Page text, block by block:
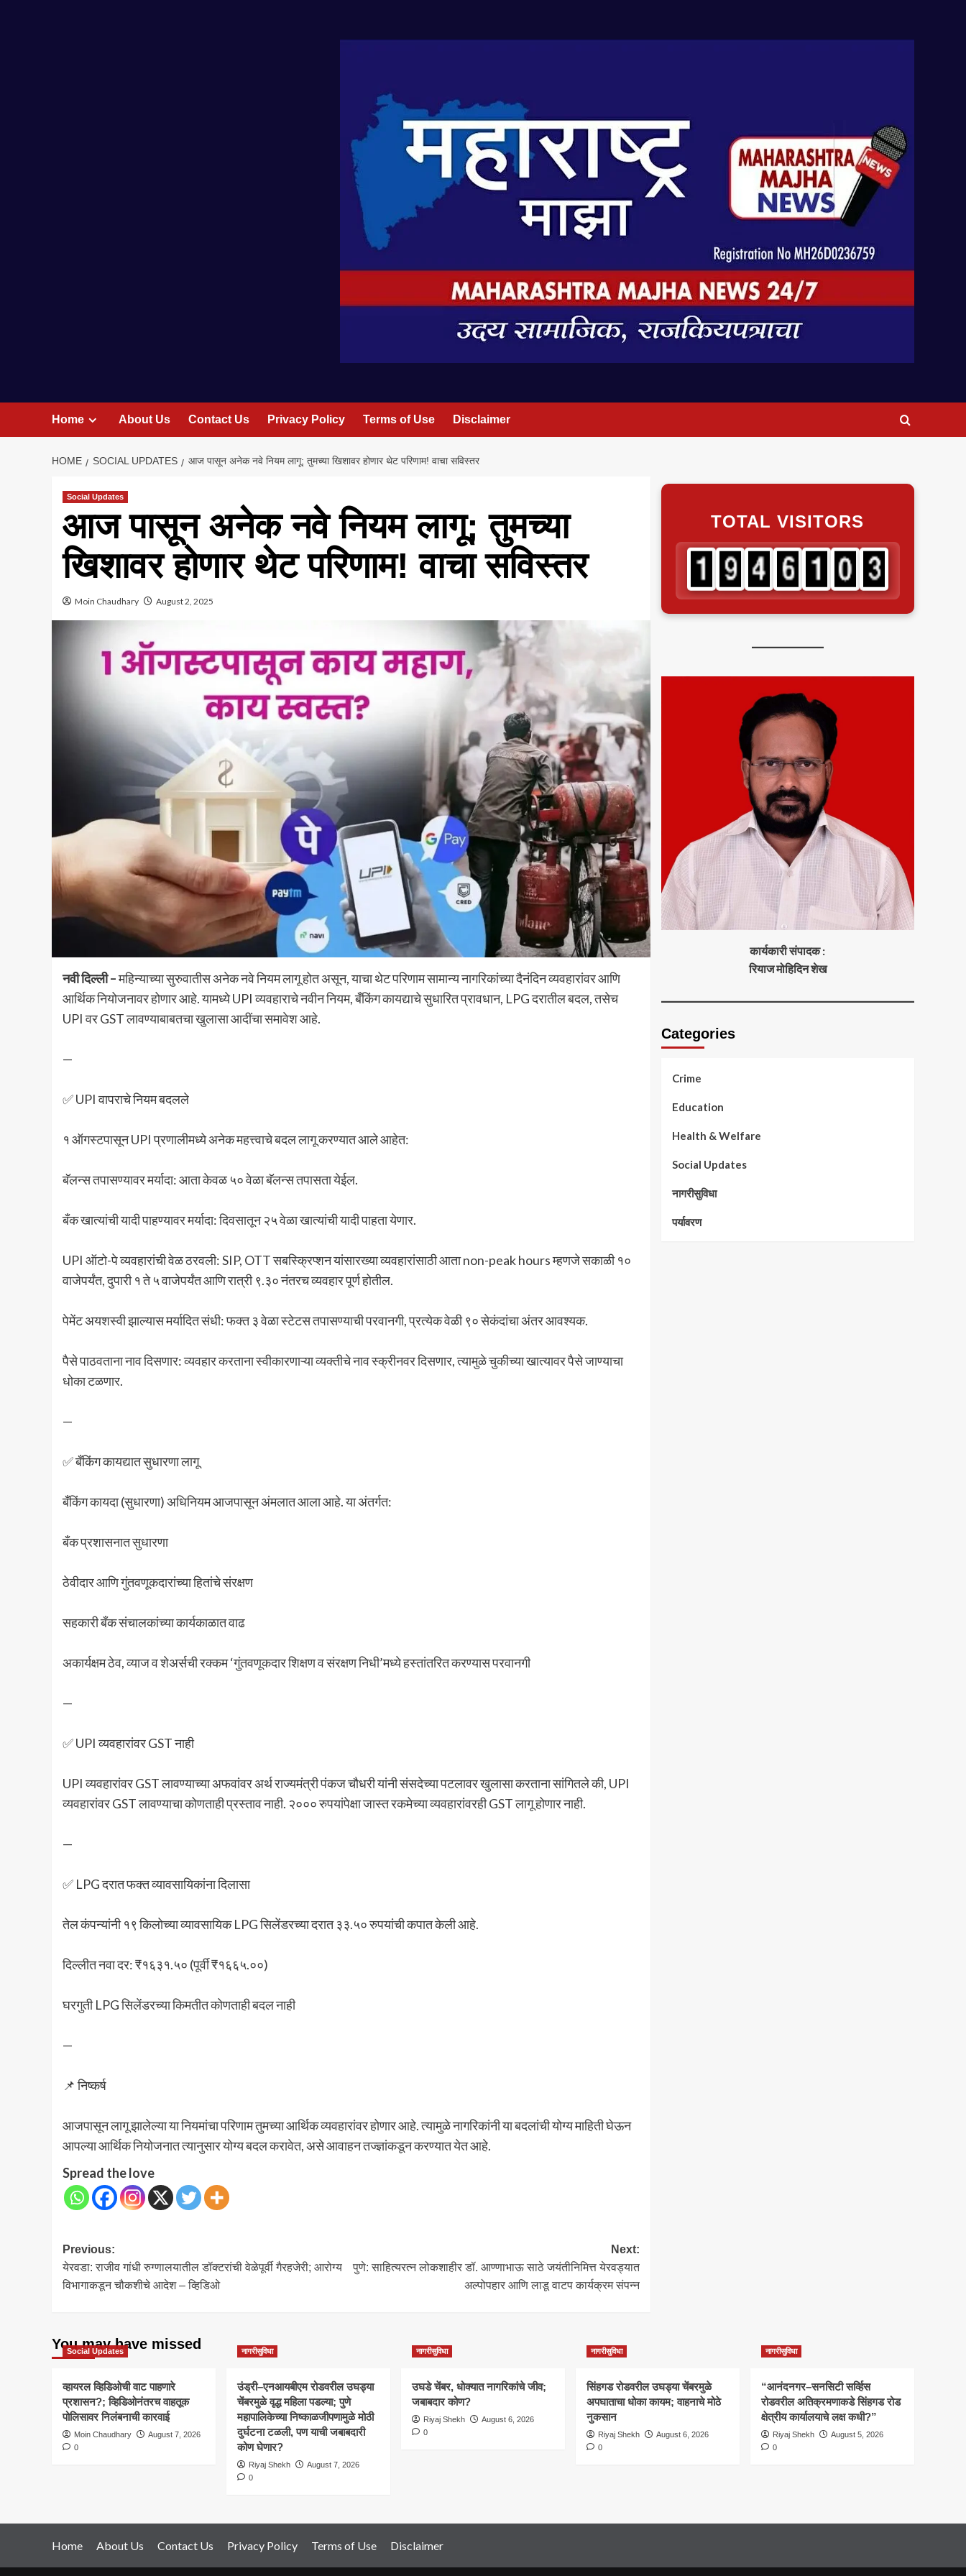
Home About Us Contact Us Privacy Policy Terms of Use Disclaimer
HOME SOCIAL UPDATES आज पासून अनेक नवे नियम लागू; तुमच्या खिशावर होणार थेट परिणाम! वाचा सविस्तर
Social Updates
आज पासून अनेक नवे नियम लागू; तुमच्या
खिशावर होणार थेट परिणाम! वाचा सविस्तर
Moin Chaudhary August 2, 2025
नवी दिल्ली –महिन्याच्या सुरुवातीस अनेक नवे नियम लागू होत असून, याचा थेट परिणाम सामान्य नागरिकांच्या दैनंदिन व्यवहारांवर आणि
आर्थिक नियोजनावर होणार आहे. यामध्ये UPI व्यवहाराचे नवीन नियम, बँकिंग कायद्याचे सुधारित प्रावधान, LPG दरातील बदल, तसेच
UPI वर GST लावण्याबाबतचा खुलासा आदींचा समावेश आहे.
—
✅ UPI वापराचे नियम बदलले
१ ऑगस्टपासून UPI प्रणालीमध्ये अनेक महत्त्वाचे बदल लागू करण्यात आले आहेत:
बॅलन्स तपासण्यावर मर्यादा: आता केवळ ५० वेळा बॅलन्स तपासता येईल.
बँक खात्यांची यादी पाहण्यावर मर्यादा: दिवसातून २५ वेळा खात्यांची यादी पाहता येणार.
UPI ऑटो-पे व्यवहारांची वेळ ठरवली: SIP, OTT सबस्क्रिप्शन यांसारख्या व्यवहारांसाठी आता non-peak hours म्हणजे सकाळी १०
वाजेपर्यंत, दुपारी १ ते ५ वाजेपर्यंत आणि रात्री ९.३० नंतरच व्यवहार पूर्ण होतील.
पेमेंट अयशस्वी झाल्यास मर्यादित संधी: फक्त ३ वेळा स्टेटस तपासण्याची परवानगी, प्रत्येक वेळी ९० सेकंदांचा अंतर आवश्यक.
पैसे पाठवताना नाव दिसणार: व्यवहार करताना स्वीकारणाऱ्या व्यक्तीचे नाव स्क्रीनवर दिसणार, त्यामुळे चुकीच्या खात्यावर पैसे जाण्याचा
धोका टळणार.
—
✅ बँकिंग कायद्यात सुधारणा लागू
बँकिंग कायदा (सुधारणा) अधिनियम आजपासून अंमलात आला आहे. या अंतर्गत:
बँक प्रशासनात सुधारणा
ठेवीदार आणि गुंतवणूकदारांच्या हितांचे संरक्षण
सहकारी बँक संचालकांच्या कार्यकाळात वाढ
अकार्यक्षम ठेव, व्याज व शेअर्सची रक्कम ‘गुंतवणूकदार शिक्षण व संरक्षण निधी’मध्ये हस्तांतरित करण्यास परवानगी
—
✅ UPI व्यवहारांवर GST नाही
UPI व्यवहारांवर GST लावण्याच्या अफवांवर अर्थ राज्यमंत्री पंकज चौधरी यांनी संसदेच्या पटलावर खुलासा करताना सांगितले की, UPI
व्यवहारांवर GST लावण्याचा कोणताही प्रस्ताव नाही. २००० रुपयांपेक्षा जास्त रकमेच्या व्यवहारांवरही GST लागू होणार नाही.
—
✅ LPG दरात फक्त व्यावसायिकांना दिलासा
तेल कंपन्यांनी १९ किलोच्या व्यावसायिक LPG सिलेंडरच्या दरात ३३.५० रुपयांची कपात केली आहे.
दिल्लीत नवा दर: ₹१६३१.५० (पूर्वी ₹१६६५.००)
घरगुती LPG सिलेंडरच्या किमतीत कोणताही बदल नाही
—
📌 निष्कर्ष
आजपासून लागू झालेल्या या नियमांचा परिणाम तुमच्या आर्थिक व्यवहारांवर होणार आहे. त्यामुळे नागरिकांनी या बदलांची योग्य माहिती घेऊन
आपल्या आर्थिक नियोजनात त्यानुसार योग्य बदल करावेत, असे आवाहन तज्ज्ञांकडून करण्यात येत आहे.
Spread the love
Post
navigation
Previous:
येरवडा: राजीव गांधी रुग्णालयातील डॉक्टरांची वेळेपूर्वी गैरहजेरी; आरोग्य
विभागाकडून चौकशीचे आदेश – व्हिडिओ
Next:
पुणे: साहित्यरत्न लोकशाहीर डॉ. आण्णाभाऊ साठे जयंतीनिमित्त येरवड्यात
अल्पोपहार आणि लाडू वाटप कार्यक्रम संपन्न
TOTAL VISITORS
कार्यकारी संपादक :
रियाज मोहिदिन शेख
Categories
Crime
Education
Health & Welfare
Social Updates
नागरीसुविधा
पर्यावरण
You may have missed
Social Updates
व्हायरल व्हिडिओची वाट पाहणारे
प्रशासन?; व्हिडिओनंतरच वाहतूक
पोलिसावर निलंबनाची कारवाई
Moin Chaudhary
August 7, 2026
0
नागरीसुविधा
उंड्री–एनआयबीएम रोडवरील उघड्या
चेंबरमुळे वृद्ध महिला पडल्या; पुणे
महापालिकेच्या निष्काळजीपणामुळे मोठी
दुर्घटना टळली, पण याची जबाबदारी
कोण घेणार?
Riyaj Shekh
August 7, 2026
0
नागरीसुविधा
उघडे चेंबर, धोक्यात नागरिकांचे जीव;
जबाबदार कोण?
Riyaj Shekh
August 6, 2026
0
नागरीसुविधा
सिंहगड रोडवरील उघड्या चेंबरमुळे
अपघाताचा धोका कायम; वाहनाचे मोठे
नुकसान
Riyaj Shekh
August 6, 2026
0
नागरीसुविधा
“आनंदनगर–सनसिटी सर्व्हिस
रोडवरील अतिक्रमणाकडे सिंहगड रोड
क्षेत्रीय कार्यालयाचे लक्ष कधी?”
Riyaj Shekh
August 5, 2026
0
Home About Us Contact Us Privacy Policy Terms of Use Disclaimer